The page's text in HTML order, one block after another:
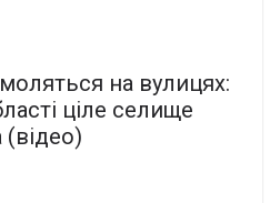
на вулицях:
ціле селище